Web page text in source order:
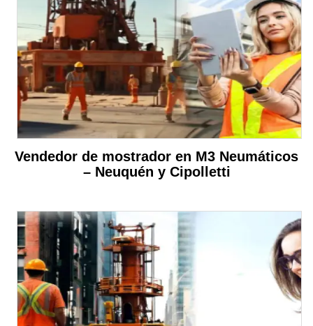
Vendedor de mostrador en M3 Neumáticos
– Neuquén y Cipolletti